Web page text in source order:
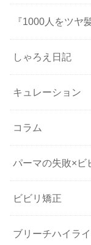
『1000人をツヤ
しゃろえ日記
キュレーション
コラム
パーマの失敗×ビ
ビビリ矯正
ブリーチハイラ